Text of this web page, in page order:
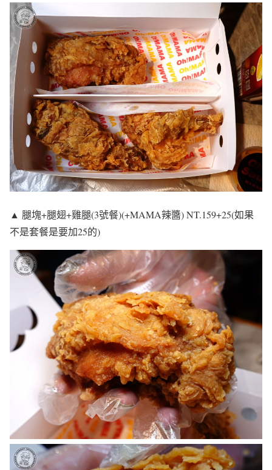
▲ 腿塊+腿翅+雞腿(3號餐)(+MAMA辣醬) NT.159+25(如果
不是套餐是要加25的)